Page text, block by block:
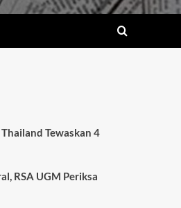
Tewaskan 4
RSA UGM Periksa